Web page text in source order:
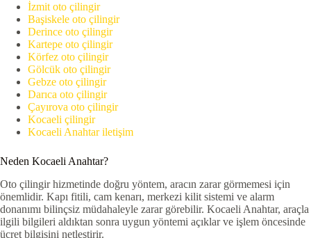
İzmit oto çilingir
Başiskele oto çilingir
Derince oto çilingir
Kartepe oto çilingir
Körfez oto çilingir
Gölcük oto çilingir
Gebze oto çilingir
Darıca oto çilingir
Çayırova oto çilingir
Kocaeli çilingir
Kocaeli Anahtar iletişim
Neden Kocaeli Anahtar?
Oto çilingir hizmetinde doğru yöntem, aracın zarar görmemesi için
önemlidir. Kapı fitili, cam kenarı, merkezi kilit sistemi ve alarm
donanımı bilinçsiz müdahaleyle zarar görebilir. Kocaeli Anahtar, araçla
ilgili bilgileri aldıktan sonra uygun yöntemi açıklar ve işlem öncesinde
ücret bilgisini netleştirir.